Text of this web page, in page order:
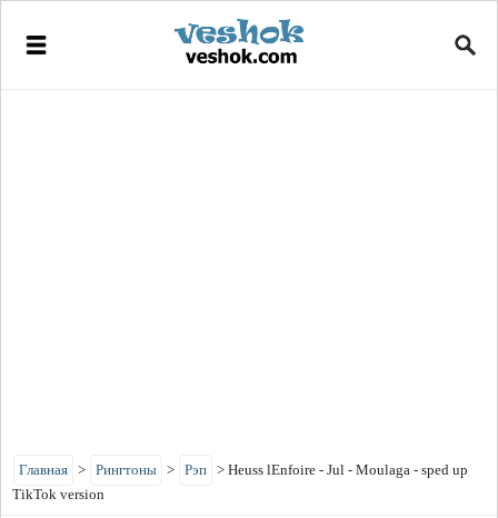
Главная > Рингтоны > Рэп > Heuss lEnfoirе - Jul - Moulaga - sped up
TikTok version